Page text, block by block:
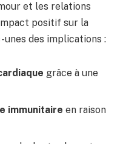
et les relations
positif sur la
unes des implications :
grâce à une
immunitaire en raison